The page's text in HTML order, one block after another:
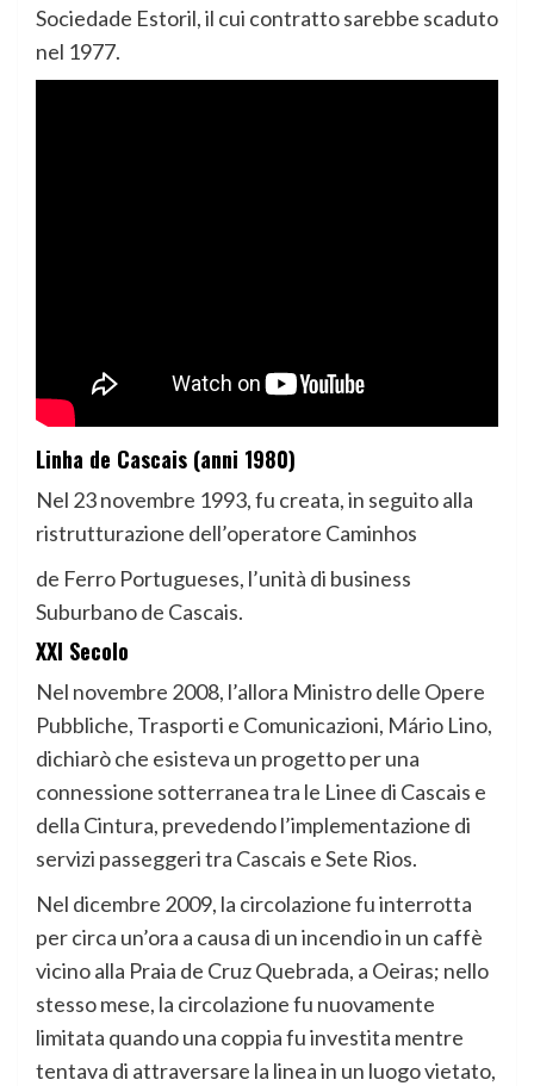
Sociedade Estoril, il cui contratto sarebbe scaduto
nel 1977.
Linha de Cascais (anni 1980)
Nel 23 novembre 1993, fu creata, in seguito alla
ristrutturazione dell’operatore Caminhos
de Ferro Portugueses, l’unità di business
Suburbano de Cascais.
XXI Secolo
Nel novembre 2008, l’allora Ministro delle Opere
Pubbliche, Trasporti e Comunicazioni, Mário Lino,
dichiarò che esisteva un progetto per una
connessione sotterranea tra le Linee di Cascais e
della Cintura, prevedendo l’implementazione di
servizi passeggeri tra Cascais e Sete Rios.
Nel dicembre 2009, la circolazione fu interrotta
per circa un’ora a causa di un incendio in un caffè
vicino alla Praia de Cruz Quebrada, a Oeiras; nello
stesso mese, la circolazione fu nuovamente
limitata quando una coppia fu investita mentre
tentava di attraversare la linea in un luogo vietato,